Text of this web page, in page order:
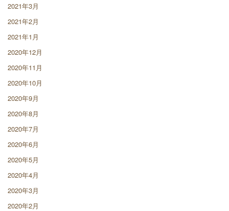
2021年3月
2021年2月
2021年1月
2020年12月
2020年11月
2020年10月
2020年9月
2020年8月
2020年7月
2020年6月
2020年5月
2020年4月
2020年3月
2020年2月